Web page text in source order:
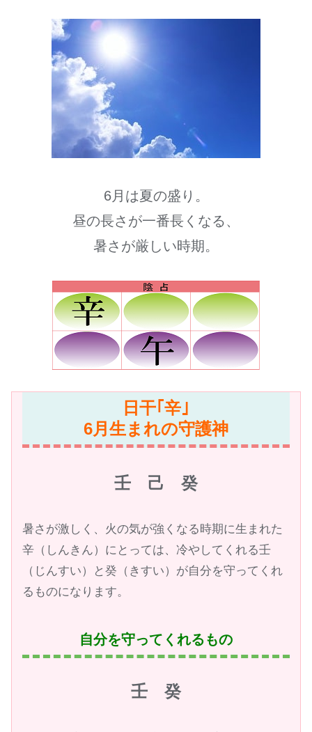
6月は夏の盛り。
昼の長さが一番長くなる、
暑さが厳しい時期。
日干｢辛｣
6月生まれの守護神
壬 己 癸
暑さが激しく、火の気が強くなる時期に生まれた
辛（しんきん）にとっては、冷やしてくれる壬
（じんすい）と癸（きすい）が自分を守ってくれ
るものになります。
自分を守ってくれるもの
壬 癸